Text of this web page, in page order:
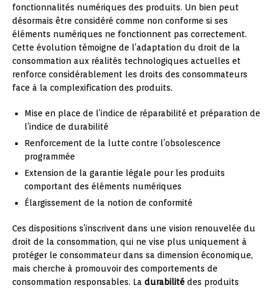
fonctionnalités numériques des produits. Un bien peut
désormais être considéré comme non conforme si ses
éléments numériques ne fonctionnent pas correctement.
Cette évolution témoigne de l’adaptation du droit de la
consommation aux réalités technologiques actuelles et
renforce considérablement les droits des consommateurs
face à la complexification des produits.
Mise en place de l’indice de réparabilité et préparation de
l’indice de durabilité
Renforcement de la lutte contre l’obsolescence
programmée
Extension de la garantie légale pour les produits
comportant des éléments numériques
Élargissement de la notion de conformité
Ces dispositions s’inscrivent dans une vision renouvelée du
droit de la consommation, qui ne vise plus uniquement à
protéger le consommateur dans sa dimension économique,
mais cherche à promouvoir des comportements de
consommation responsables. La durabilité des produits